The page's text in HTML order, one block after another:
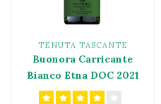
TENUTA TASCANTE
Buonora Carricante
Bianco Etna DOC 2021